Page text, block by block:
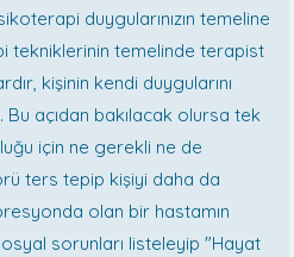
duygularınızın temeline
tekniklerinin temelinde terapist
kişinin kendi duygularını
Bu açıdan bakılacak olursa tek
için ne gerekli ne de
ters tepip kişiyi daha da
olan bir hastamın
sorunları listeleyip "Hayat